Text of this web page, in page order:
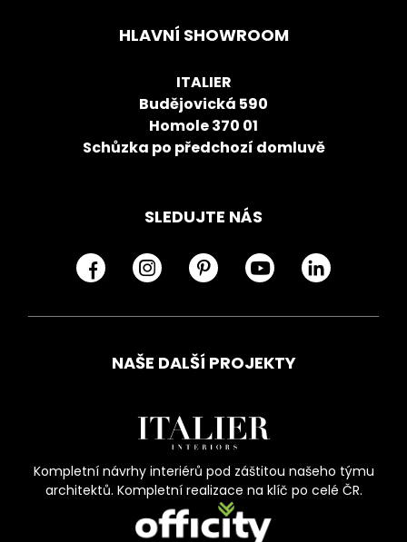
HLAVNÍ SHOWROOM
ITALIER
Budějovická 590
Homole 370 01
Schůzka po předchozí domluvě
SLEDUJTE NÁS
NAŠE DALŠÍ PROJEKTY
Kompletní návrhy interiérů pod záštitou našeho týmu
architektů. Kompletní realizace na klíč po celé ČR.